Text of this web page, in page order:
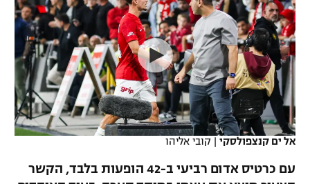
VOD
רץ ברשת
תוצאות
נבחרת ישראל
מכבי חיפה
בית"ר ירושלים
מכבי תל אביב
הפועל תל אביב
ליגה ספרדית
ליגה איטלקית
ליגה צרפתית
ליגה הולנדית
ליגה טורקית
כדורסל נשים
מכבי תל אביב
הפועל חולון
הפועל ירושלים
דני אבדיה
יורוליג
יורוקאפ
טניס
כדוריד
כדורעף
שחייה
ג'ודו
אל ים קנצפולסקי | קובי אליהו
עם כרטיס אדום רביעי ב-42 הופעות בלבד, הקשר